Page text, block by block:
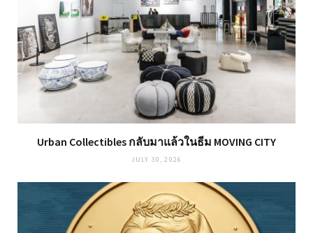
Urban Collectibles กลับมาแล้วในธีม MOVING CITY
JULY 30, 2026